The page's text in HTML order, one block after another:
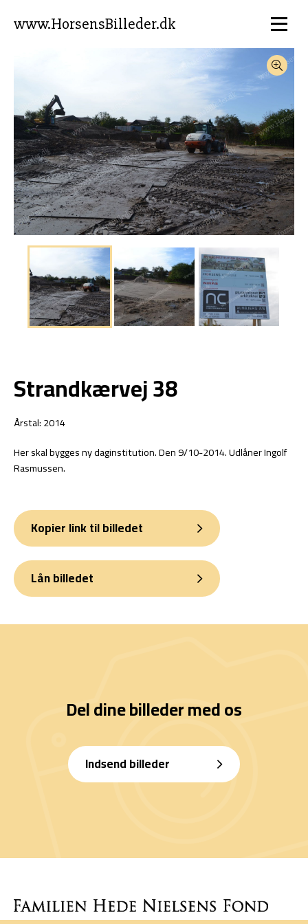
www.HorsensBilleder.dk
Strandkærvej 38
Årstal: 2014
Her skal bygges ny daginstitution. Den 9/10-2014. Udlåner Ingolf
Rasmussen.
Kopier link til billedet
Lån billedet
Del dine billeder med os
Indsend billeder